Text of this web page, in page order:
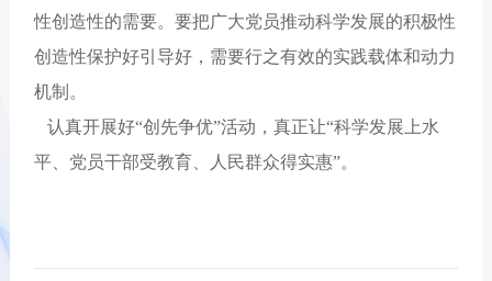
性创造性的需要。要把广大党员推动科学发展的积极性
创造性保护好引导好，需要行之有效的实践载体和动力
机制。
认真开展好“创先争优”活动，真正让“科学发展上水
平、党员干部受教育、人民群众得实惠”。